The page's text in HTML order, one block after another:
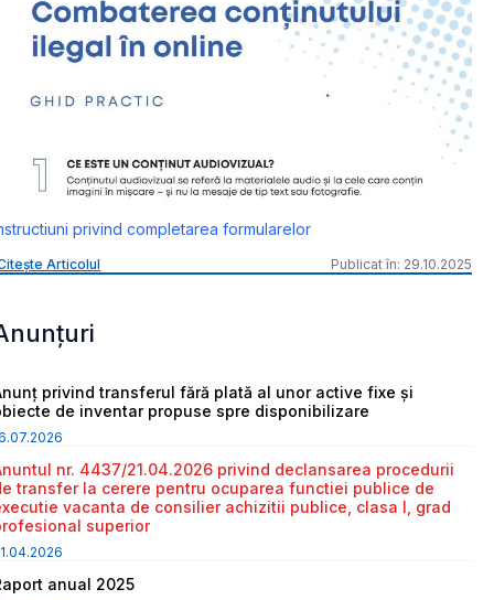
privind completarea formularelor
Articolul Publicat în: 29.10.2025
privind transferul fără plată al unor active fixe și
de inventar propuse spre disponibilizare
nr. 4437/21.04.2026 privind declansarea procedurii
transfer la cerere pentru ocuparea functiei publice de
vacanta de consilier achizitii publice, clasa I, grad
superior
anual 2025